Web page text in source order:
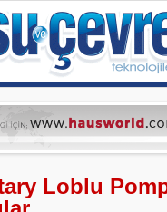
Loblu
0,348 sn